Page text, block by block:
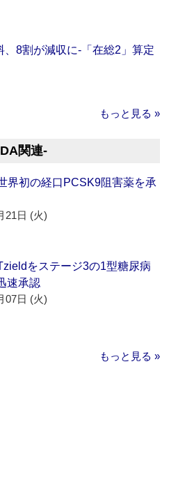
、8割が減収に‐「在総2」算定
もっと見る »
関連‐
界初の経口PCSK9阻害薬を承
21日 (火)
をステージ3の1型糖尿病
速承認
07日 (火)
もっと見る »